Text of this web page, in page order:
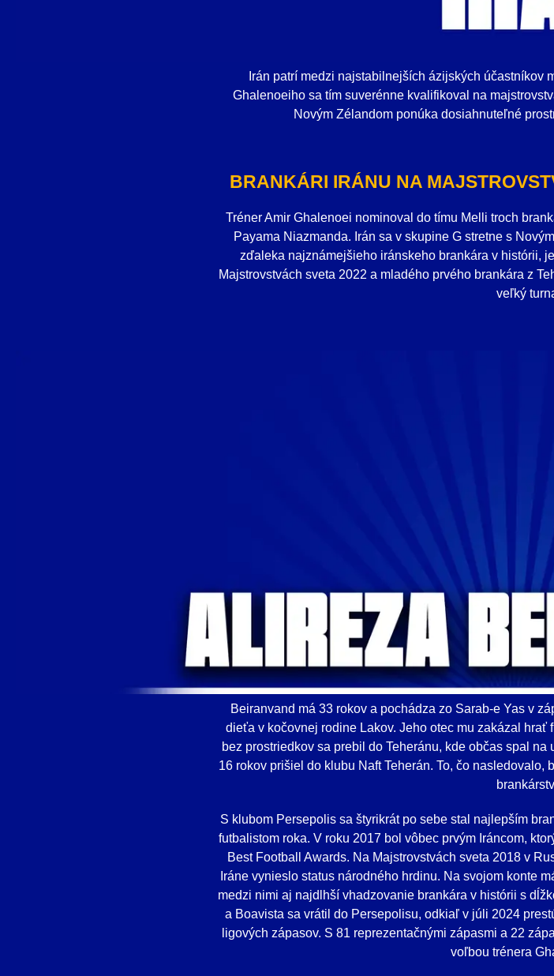
Irán patrí medzi najstabilnejších ázijských účastníkov
Ghalenoeiho sa tím suverénne kvalifikoval na
Novým Zélandom ponúka dosiahnuteľné
BRANKÁRI IRÁNU NA
Tréner Amir Ghalenoei nominoval do tímu Melli troch
Payama Niazmanda. Irán sa v skupine G stretne s
zďaleka najznámejšieho iránskeho brankára v histórii,
Majstrovstvách sveta 2022 a mladého prvého brankára z
veľký
Beiranvand má 33 rokov a pochádza zo Sarab-e Yas v
dieťa v kočovnej rodine Lakov. Jeho otec mu zakázal
bez prostriedkov sa prebil do Teheránu, kde občas spal
16 rokov prišiel do klubu Naft Teherán. To, čo
S klubom Persepolis sa štyrikrát po sebe stal najlepším
futbalistom roka. V roku 2017 bol vôbec prvým Iráncom,
Best Football Awards. Na Majstrovstvách sveta 2018 v
Iráne vynieslo status národného hrdinu. Na svojom konte
medzi nimi aj najdlhší vhadzovanie brankára v histórii s
a Boavista sa vrátil do Persepolisu, odkiaľ v júli 2024
ligových zápasov. S 81 reprezentačnými zápasmi a 22
voľbou trénera